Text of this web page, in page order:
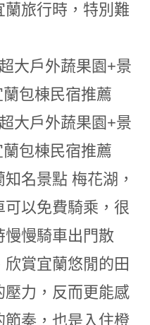
旅行時，特別難
名景點 梅花湖，
可以免費騎乘，很
慢慢騎車出門散
賞宜蘭悠閒的田
壓力，反而更能感
奏，也是入住橙